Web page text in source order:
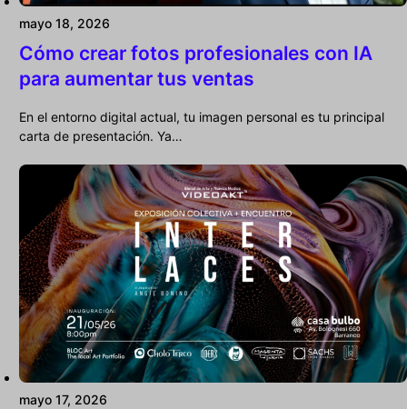
mayo 18, 2026
Cómo crear fotos profesionales con IA
para aumentar tus ventas
En el entorno digital actual, tu imagen personal es tu principal
carta de presentación. Ya…
mayo 17, 2026